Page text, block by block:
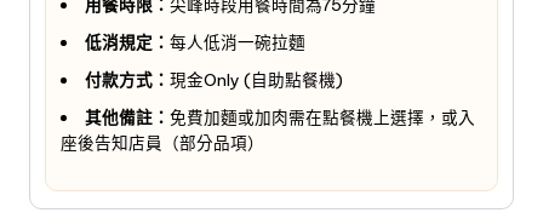
用餐時限： 尖峰時段用餐時間為75分鐘
低消規定： 每人低消一碗拉麵
付款方式： 現金Only (自助點餐機)
其他備註： 免費加麵或加肉需在點餐機上選擇，或入
座後告知店員（部分品項）